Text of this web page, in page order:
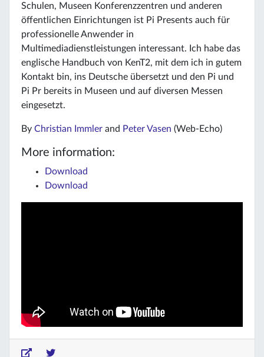
Schulen, Museen Konferenzzentren und anderen
öffentlichen Einrichtungen ist Pi Presents auch für
professionelle Anwender in
Multimediadienstleistungen interessant. Ich habe das
englische Handbuch von KenT2, mit dem ich in gutem
Kontakt bin, ins Deutsche übersetzt und den Pi und
Pi Pr bereits in Museen und auf diversen Messen
eingesetzt.
By Christian Immler and Peter Vasen (Web-Echo)
More information:
Download
Download